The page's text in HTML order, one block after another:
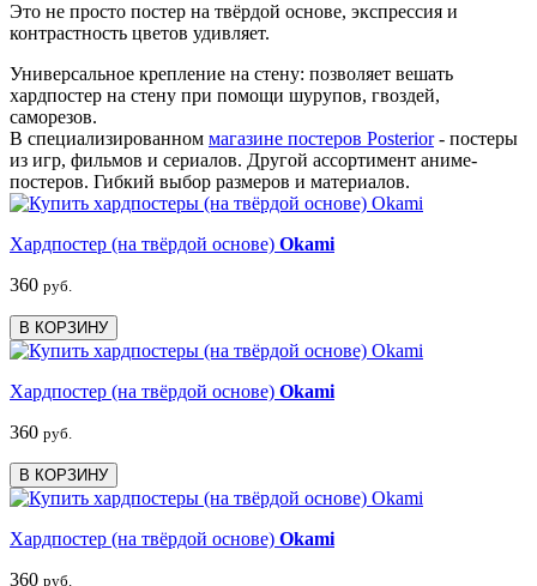
Это не просто постер на твёрдой основе, экспрессия и
контрастность цветов удивляет.
Универсальное крепление на стену: позволяет вешать
хардпостер на стену при помощи шурупов, гвоздей,
саморезов.
В специализированном магазине постеров Posterior- постеры
из игр, фильмов и сериалов. Другой ассортимент аниме-
постеров. Гибкий выбор размеров и материалов.
Хардпостер (на твёрдой основе) Okami
360 руб.
В КОРЗИНУ
Хардпостер (на твёрдой основе) Okami
360 руб.
В КОРЗИНУ
Хардпостер (на твёрдой основе) Okami
360 руб.